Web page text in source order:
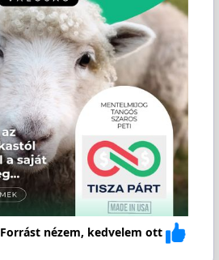
Forrást nézem, kedvelem ott